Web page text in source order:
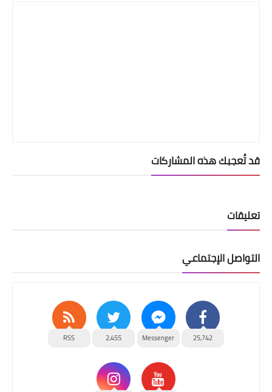
قد تُعجبك هذه المشاركات
تعليقات
التواصل الإجتماعي
25,742
Messenger
2,455
RSS